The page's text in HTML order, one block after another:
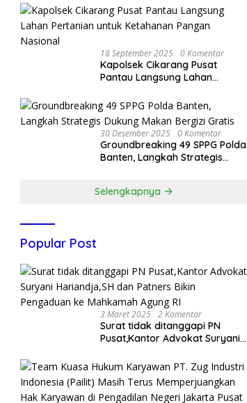
Kunjungan Delegasi Kepolisian
nasional Korea Selatan
18 September 2025 0 Komentar
Kapolsek Cikarang Pusat
Pantau Langsung Lahan
Pangan Nasional
30 Desember 2025 0 Komentar
Groundbreaking 49 SPPG Polda
Banten, Langkah Strategis
Selengkapnya
Popular Post
3 Maret 2025 2 Komentar
Surat tidak ditanggapi PN
Pusat,Kantor Advokat Suryani
Pengaduan ke Mahkamah
Agung RI